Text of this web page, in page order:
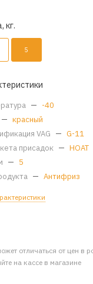
кг.
5
— -40
— красный
VAG — G-11
присадок — HOAT
— 5
— Антифриз
отличаться от цен в
на кассе в магазине